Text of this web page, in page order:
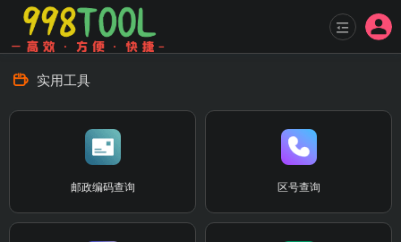
实用工具
邮政编码查询 区号查询